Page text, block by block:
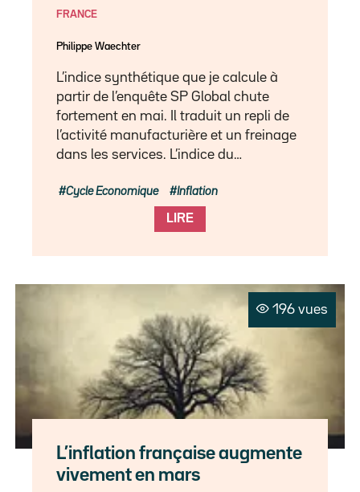
FRANCE
Philippe Waechter
L’indice synthétique que je calcule à
partir de l’enquête SP Global chute
fortement en mai. Il traduit un repli de
l’activité manufacturière et un freinage
dans les services. L’indice du…
LIRE
Cycle Economique Inflation
196 vues
L’inflation française augmente
vivement en mars